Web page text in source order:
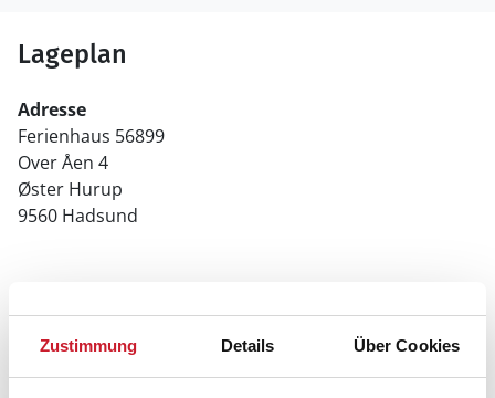
Zustimmung Details Über Cookies
Lageplan
Adresse
Ferienhaus 56899
Over Åen 4
Øster Hurup
9560 Hadsund